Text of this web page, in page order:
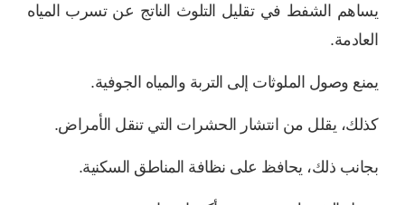
يساهم الشفط في تقليل التلوث الناتج عن تسرب المياه
العادمة.
يمنع وصول الملوثات إلى التربة والمياه الجوفية.
كذلك، يقلل من انتشار الحشرات التي تنقل الأمراض.
بجانب ذلك، يحافظ على نظافة المناطق السكنية.